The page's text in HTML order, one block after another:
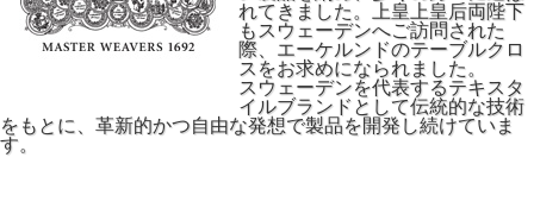
れてきました。上皇上皇后両陛下
もスウェーデンへご訪問された
際、エーケルンドのテーブルクロ
スをお求めになられました。
スウェーデンを代表するテキスタ
イルブランドとして伝統的な技術
をもとに、革新的かつ自由な発想で製品を開発し続けていま
す。